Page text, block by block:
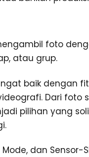
foto
atau grup.
baik dengan
Dari foto
pilihan yang
dan Sensor-